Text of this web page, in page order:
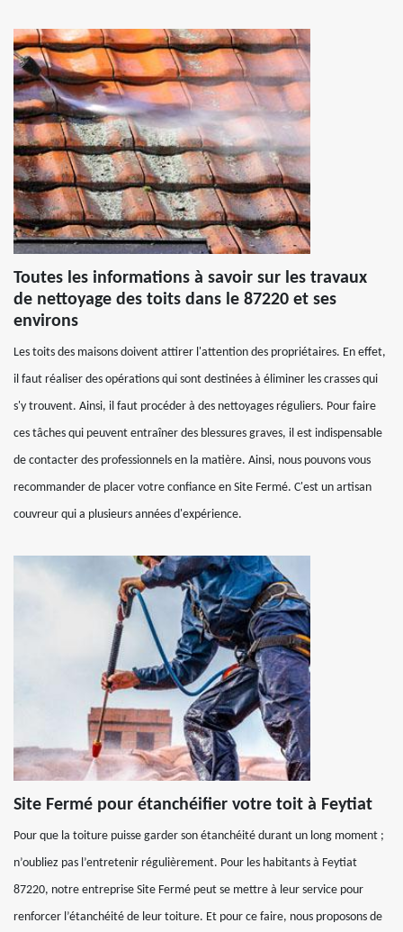
Toutes les informations à savoir sur les travaux
de nettoyage des toits dans le 87220 et ses
environs
Les toits des maisons doivent attirer l'attention des propriétaires. En effet,
il faut réaliser des opérations qui sont destinées à éliminer les crasses qui
s'y trouvent. Ainsi, il faut procéder à des nettoyages réguliers. Pour faire
ces tâches qui peuvent entraîner des blessures graves, il est indispensable
de contacter des professionnels en la matière. Ainsi, nous pouvons vous
recommander de placer votre confiance en Site Fermé. C'est un artisan
couvreur qui a plusieurs années d'expérience.
Site Fermé pour étanchéifier votre toit à Feytiat
Pour que la toiture puisse garder son étanchéité durant un long moment ;
n’oubliez pas l’entretenir régulièrement. Pour les habitants à Feytiat
87220, notre entreprise Site Fermé peut se mettre à leur service pour
renforcer l’étanchéité de leur toiture. Et pour ce faire, nous proposons de